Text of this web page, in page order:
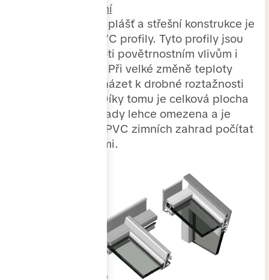
PVC provedení
Obvodový plášť a střešní konstrukce je
tvořena PVC profily. Tyto profily jsou
odolné proti povětrnostním vlivům i
UV záření. Při velké změně teploty
může docházet k drobné roztažnosti
systému. Díky tomu je celková plocha
zimní zahrady lehce omezena a je
potřeba u PVC zimních zahrad počítat
s dilatacemi.